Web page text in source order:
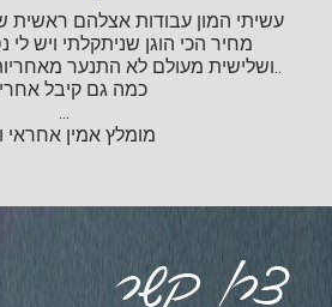
עשיתי המון עבודות אצלהם ראשית
מחיר הכי הוגן שניתקלתי ויש לי
..ושלישית מעולם לא התנער
כמה גם קיבל
...
מומלץ אמין אחראי